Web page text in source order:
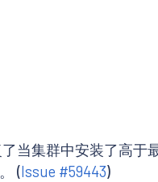
当集群中安装了高于
(Issue #59443)